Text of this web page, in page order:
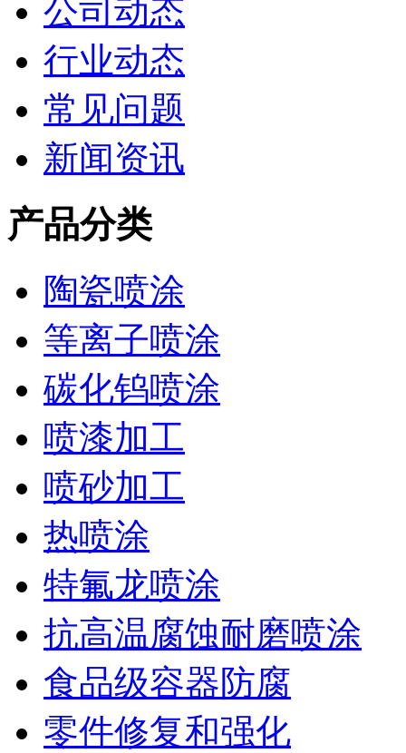
公司动态
行业动态
常见问题
新闻资讯
产品分类
陶瓷喷涂
等离子喷涂
碳化钨喷涂
喷漆加工
喷砂加工
热喷涂
特氟龙喷涂
抗高温腐蚀耐磨喷涂
食品级容器防腐
零件修复和强化